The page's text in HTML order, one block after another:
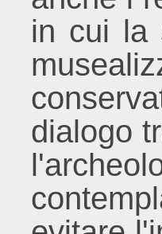
in cui la
dialogo